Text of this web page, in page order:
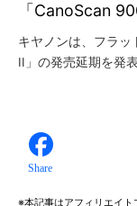
「CanoScan
キヤノンは、フラ
II」の発売延期を発表
Share
※本記事はアフィリエイ